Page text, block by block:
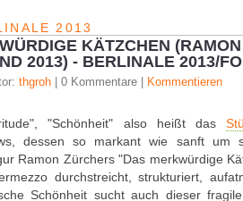
2013
KÄTZCHEN
2013) - BERLINALE 2013/
thgroh | 0 Kommentare | Kommentieren
"Schönheit" also heißt das
dessen so markant wie sanft um
Ramon Zürchers "Das merkwürdige
durchstreicht, strukturiert,
Schönheit sucht auch dieser